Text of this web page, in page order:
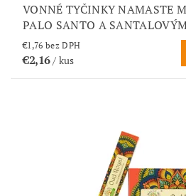
VONNÉ TYČINKY NAMASTE
PALO SANTO A
€1,76 bez DPH
€2,16/ kus